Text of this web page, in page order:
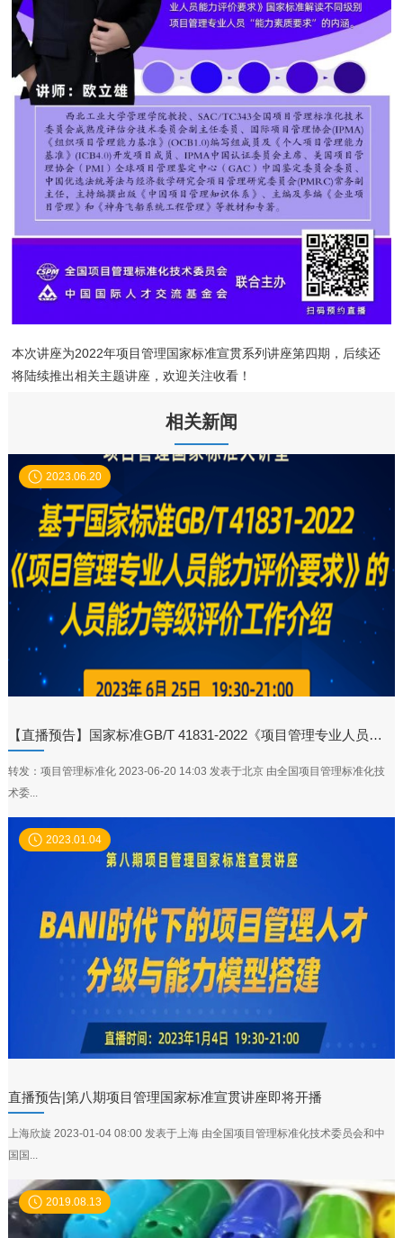
本次讲座为2022年项目管理国家标准宣贯系列讲座第四期，后续还
将陆续推出相关主题讲座，欢迎关注收看！
相关新闻
2023.06.20
【直播预告】国家标准GB/T 41831-2022《项目管理专业人员能力评价要求》的人员能力等级评价工作介绍
转发：项目管理标准化 2023-06-20 14:03 发表于北京 由全国项目管理标准化技
术委...
2023.01.04
直播预告|第八期项目管理国家标准宣贯讲座即将开播
上海欣旋 2023-01-04 08:00 发表于上海 由全国项目管理标准化技术委员会和中
国国...
2019.08.13